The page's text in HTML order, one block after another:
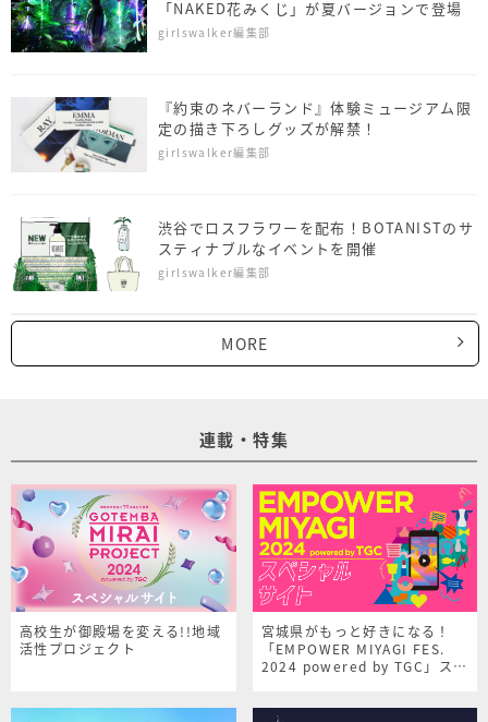
「NAKED花みくじ」が夏バージョンで登場
girlswalker編集部
『約束のネバーランド』体験ミュージアム限
定の描き下ろしグッズが解禁！
girlswalker編集部
渋谷でロスフラワーを配布！BOTANISTのサ
スティナブルなイベントを開催
girlswalker編集部
MORE
連載・特集
高校生が御殿場を変える!!地域
活性プロジェクト
宮城県がもっと好きになる！
「EMPOWER MIYAGI FES.
2024 powered by TGC」スペ